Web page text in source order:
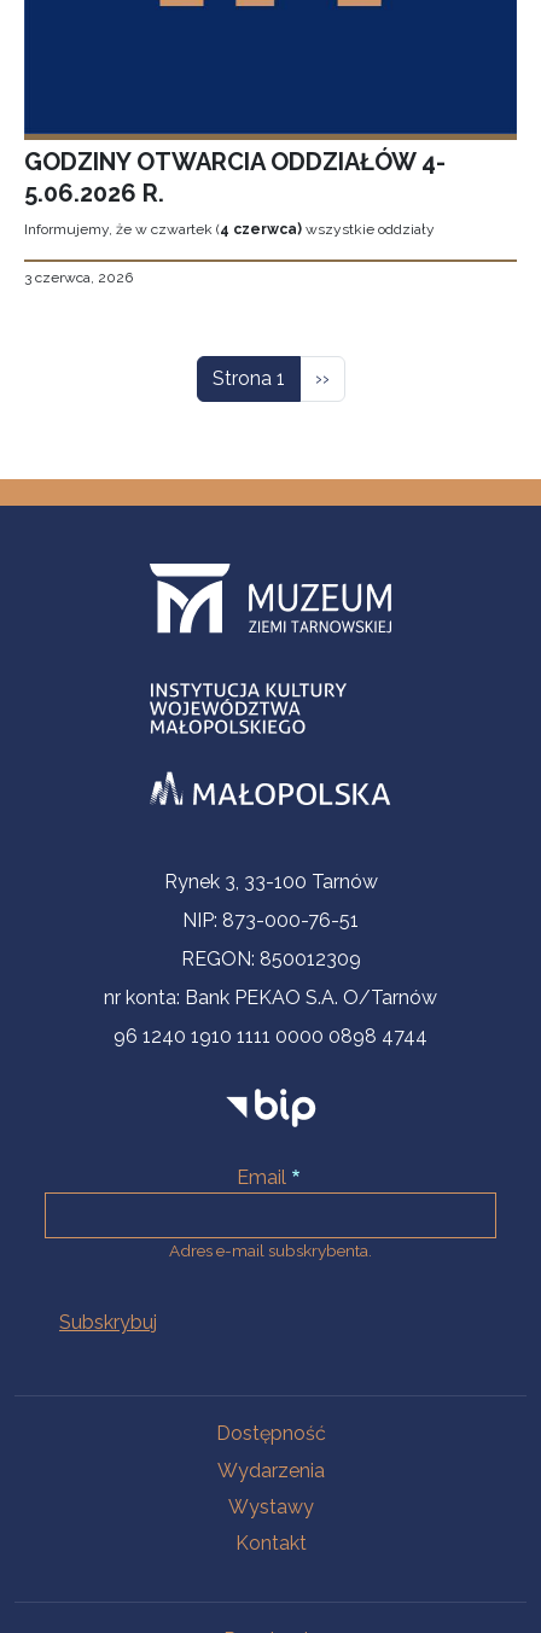
GODZINY OTWARCIA ODDZIAŁÓW 4-
5.06.2026 R.
Informujemy, że w czwartek (4 czerwca) wszystkie oddziały
3 czerwca, 2026
Strona 1 Następna strona
››
Informacje kontaktoweRynek 3, 33-100 Tarnów
NIP: 873-000-76-51
REGON: 850012309
nr konta: Bank PEKAO S.A. O/Tarnów
96 1240 1910 1111 0000 0898 4744
Email
Adres e-mail subskrybenta.
Dostępność
Wydarzenia
Wystawy
Kontakt